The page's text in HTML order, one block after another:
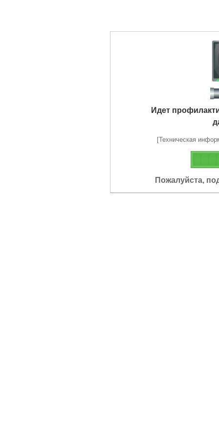
Идет
[Техническая
Пожалуйста,